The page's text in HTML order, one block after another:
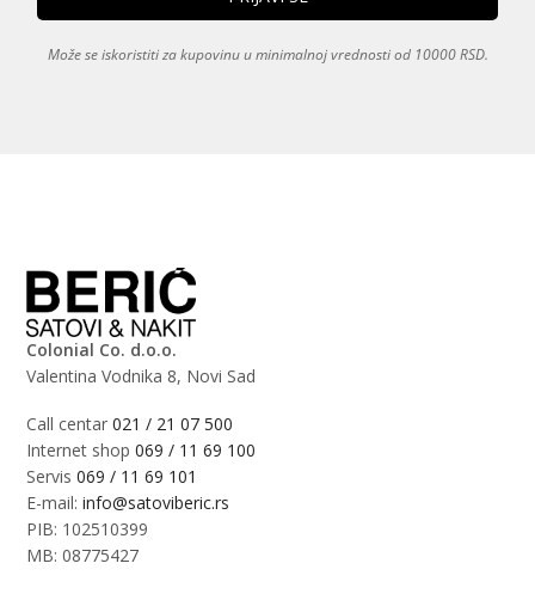
Može se iskoristiti za kupovinu u minimalnoj vrednosti od 10000 RSD.
Colonial Co. d.o.o.
Valentina Vodnika 8, Novi Sad
Call centar021 / 21 07 500
Internet shop069 / 11 69 100
Servis069 / 11 69 101
E-mail:info@satoviberic.rs
PIB: 102510399
MB: 08775427